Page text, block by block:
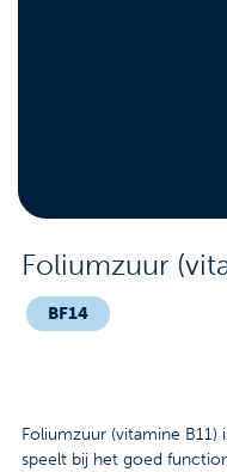
Tarieven
Locaties
Foliumzuur
BF14
Foliumzuur (vitamine
speelt bij het goed